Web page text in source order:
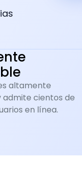
altamente
admite cientos de
en línea.